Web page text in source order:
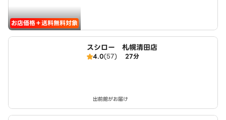
お店価格＋送料無料対象
スシロー 札幌清田店
4.0(57) 27分
出前館がお届け